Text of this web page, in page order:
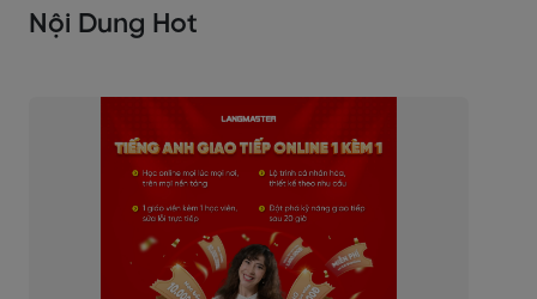
Nội Dung Hot